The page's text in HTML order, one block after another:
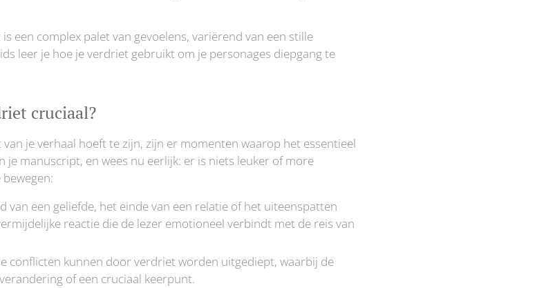
een complex palet van gevoelens, variërend van een stille
leer je hoe je verdriet gebruikt om je personages diepgang te
cruciaal?
je verhaal hoeft te zijn, zijn er momenten waarop het essentieel
je manuscript, en wees nu eerlijk: er is niets leuker of more
van een geliefde, het einde van een relatie of het uiteenspatten
reactie die de lezer emotioneel verbindt met de reis van
conflicten kunnen door verdriet worden uitgediept, waarbij de
of een cruciaal keerpunt.